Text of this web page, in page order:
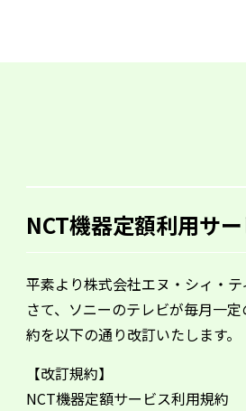
NCT機器定額利用サ
平素より株式会社エヌ・シィ・
さて、ソニーのテレビが毎月一
約を以下の通り改訂いたします。
【改訂規約】
NCT機器定額サービス利用規約